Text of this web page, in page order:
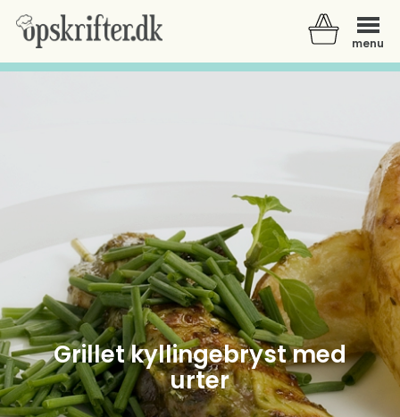
menu
Grillet kyllingebryst med
urter